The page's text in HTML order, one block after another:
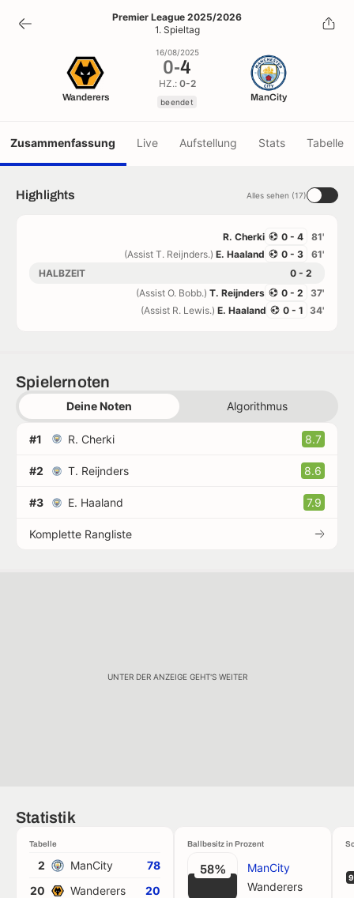
0-4
beendet
Premier League 2025/2026
1. Spieltag
Wanderers
16/08/2025
0-4
HZ.: 0-2
beendet ManCity
Zusammenfassung Live Aufstellung Stats Tabelle
Highlights Alles sehen (17)
81'
0 - 4
R. Cherki
61'
0 - 3
(Assist T. Reijnders.) E. Haaland
HALBZEIT
0 - 2
37'
0 - 2
(Assist O. Bobb.) T. Reijnders
34'
0 - 1
(Assist R. Lewis.) E. Haaland
Spielernoten
Deine Noten Algorithmus
#1 R. Cherki 8.7
#2 T. Reijnders 8.6
#3 E. Haaland 7.9
Komplette Rangliste
UNTER DER ANZEIGE GEHT'S WEITER
Statistik
Tabelle
2 ManCity
78
20
Wanderers 20
Ballbesitz in Prozent
58%
ManCity
Wanderers
9